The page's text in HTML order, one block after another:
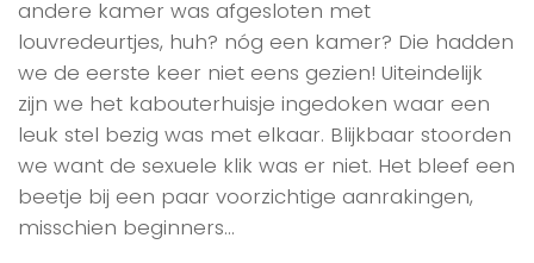
andere kamer was afgesloten met
louvredeurtjes, huh? nóg een kamer? Die hadden
we de eerste keer niet eens gezien! Uiteindelijk
zijn we het kabouterhuisje ingedoken waar een
leuk stel bezig was met elkaar. Blijkbaar stoorden
we want de sexuele klik was er niet. Het bleef een
beetje bij een paar voorzichtige aanrakingen,
misschien beginners…